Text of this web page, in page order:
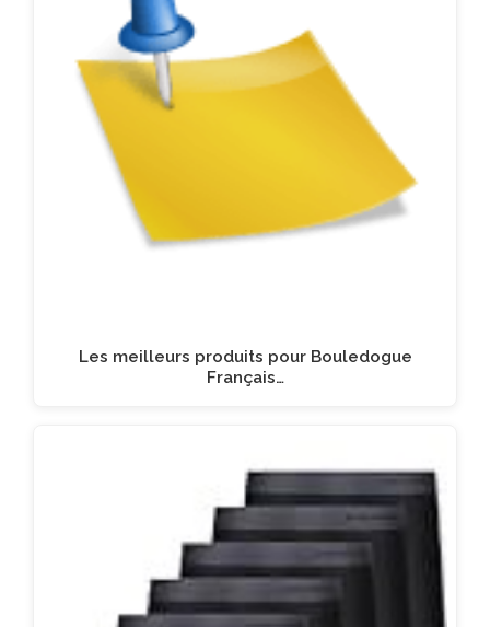
Les meilleurs produits pour Bouledogue
Français…